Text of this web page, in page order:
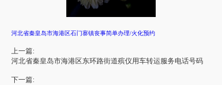
河北省秦皇岛市海港区石门寨镇丧事简单办理/火化预约
上一篇:
河北省秦皇岛市海港区东环路街道殡仪用车转运服务电话号码
下一篇: